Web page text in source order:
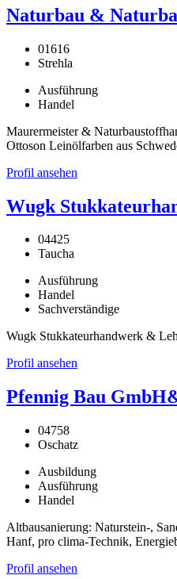
Naturbau &
01616
Strehla
Ausführung
Handel
Maurermeister &
Ottoson Leinölfarben aus
Profil ansehen
Wugk
04425
Taucha
Ausführung
Handel
Sachverständige
Wugk Stukkateurhandwerk &
Profil ansehen
Pfennig Bau
04758
Oschatz
Ausbildung
Ausführung
Handel
Altbausanierung: Naturstein-,
Hanf, pro clima-Technik,
Profil ansehen